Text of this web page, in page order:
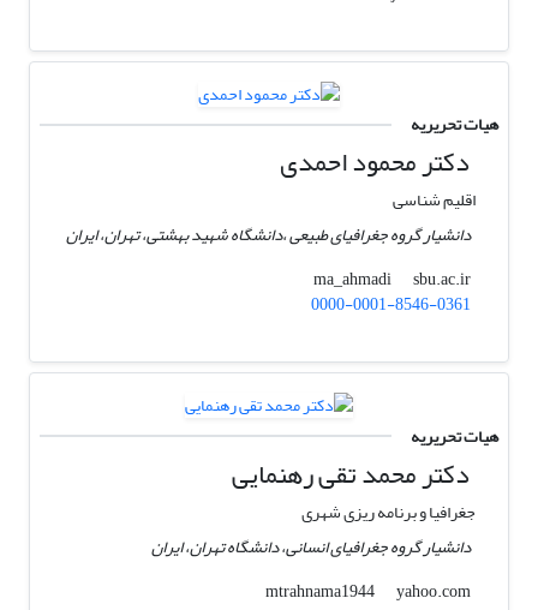
هیات تحریریه
دکتر محمود احمدی
اقلیم شناسی
دانشیار گروه جغرافیای طبیعی ،دانشگاه شهید بهشتی، تهران، ایران
ma_ahmadi
sbu.ac.ir
0000-0001-8546-0361
هیات تحریریه
دکتر محمد تقی رهنمایی
جغرافیا و برنامه ریزی شهری
دانشیار گروه جغرافیای انسانی، دانشگاه تهران، ایران
mtrahnama1944
yahoo.com